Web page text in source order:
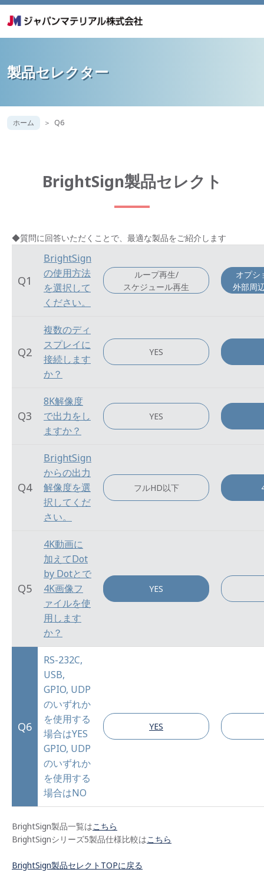
製品セレクター
ホーム Q6
BrightSign製品セレクト
◆質問に回答いただくことで、最適な製品をご紹介します
Q1
BrightSign
の使用方法
を選択して
ください。
ループ再生/
スケジュール再生
オプシ
外部周
Q2
複数のディ
スプレイに
接続します
か？
YES
Q3
8K解像度
で出力をし
ますか？
YES
Q4
BrightSign
からの出力
解像度を選
択してくだ
さい。
フルHD以下
Q5
4K動画に
加えてDot
by Dotとで
4K画像フ
ァイルを使
用します
か？
YES
Q6
RS-232C,
USB,
GPIO, UDP
のいずれか
を使用する
場合はYES
GPIO, UDP
のいずれか
を使用する
場合はNO
YES
BrightSign製品一覧はこちら
BrightSignシリーズ5製品仕様比較はこちら
BrightSign製品セレクトTOPに戻る